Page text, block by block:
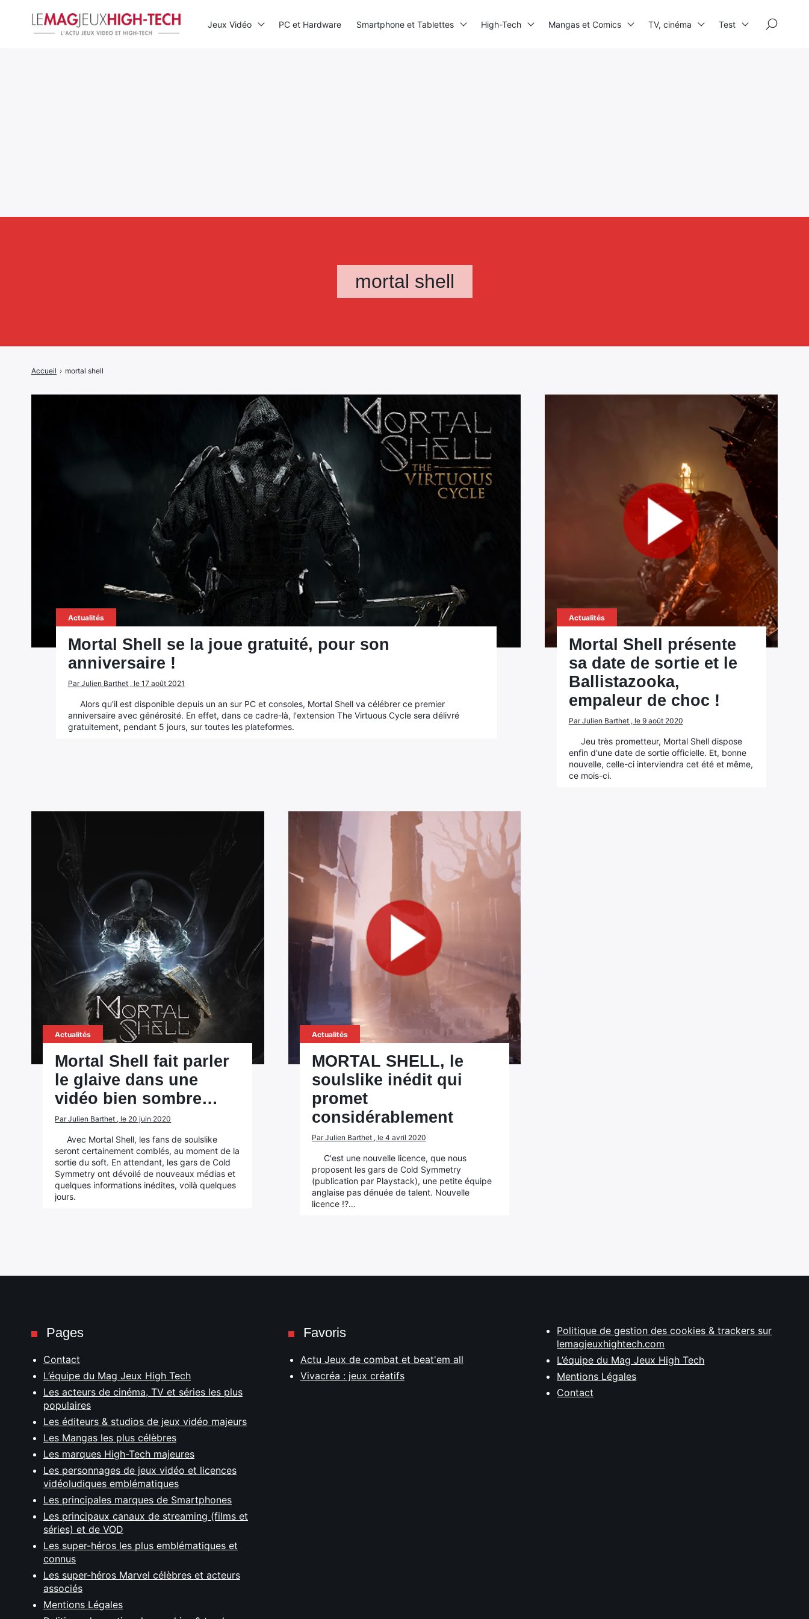
mortal shell
Accueil › mortal shell
Actualités
Mortal Shell se la joue gratuité, pour son
anniversaire !
Par Julien Barthet , le 17 août 2021
Alors qu'il est disponible depuis un an sur PC et consoles, Mortal Shell va célébrer ce premier
anniversaire avec générosité. En effet, dans ce cadre-là, l'extension The Virtuous Cycle sera délivré
gratuitement, pendant 5 jours, sur toutes les plateformes.
Actualités
Mortal Shell présente
sa date de sortie et le
Ballistazooka,
empaleur de choc !
Par Julien Barthet , le 9 août 2020
Jeu très prometteur, Mortal Shell dispose
enfin d'une date de sortie officielle. Et, bonne
nouvelle, celle-ci interviendra cet été et même,
ce mois-ci.
Actualités
Mortal Shell fait parler
le glaive dans une
vidéo bien sombre…
Par Julien Barthet , le 20 juin 2020
Avec Mortal Shell, les fans de soulslike
seront certainement comblés, au moment de la
sortie du soft. En attendant, les gars de Cold
Symmetry ont dévoilé de nouveaux médias et
quelques informations inédites, voilà quelques
jours.
Actualités
MORTAL SHELL, le
soulslike inédit qui
promet
considérablement
Par Julien Barthet , le 4 avril 2020
C'est une nouvelle licence, que nous
proposent les gars de Cold Symmetry
(publication par Playstack), une petite équipe
anglaise pas dénuée de talent. Nouvelle
licence !?…
Jeux Vidéo PC et Hardware Smartphone et Tablettes High-Tech Mangas et Comics TV, cinéma Test
Pages
Contact
L’équipe du Mag Jeux High Tech
Les acteurs de cinéma, TV et séries les plus
populaires
Les éditeurs & studios de jeux vidéo majeurs
Les Mangas les plus célèbres
Les marques High-Tech majeures
Les personnages de jeux vidéo et licences
vidéoludiques emblématiques
Les principales marques de Smartphones
Les principaux canaux de streaming (films et
séries) et de VOD
Les super-héros les plus emblématiques et
connus
Les super-héros Marvel célèbres et acteurs
associés
Mentions Légales
Favoris
Actu Jeux de combat et beat'em all
Vivacréa : jeux créatifs
Politique de gestion des cookies & trackers sur
lemagjeuxhightech.com
L’équipe du Mag Jeux High Tech
Mentions Légales
Contact